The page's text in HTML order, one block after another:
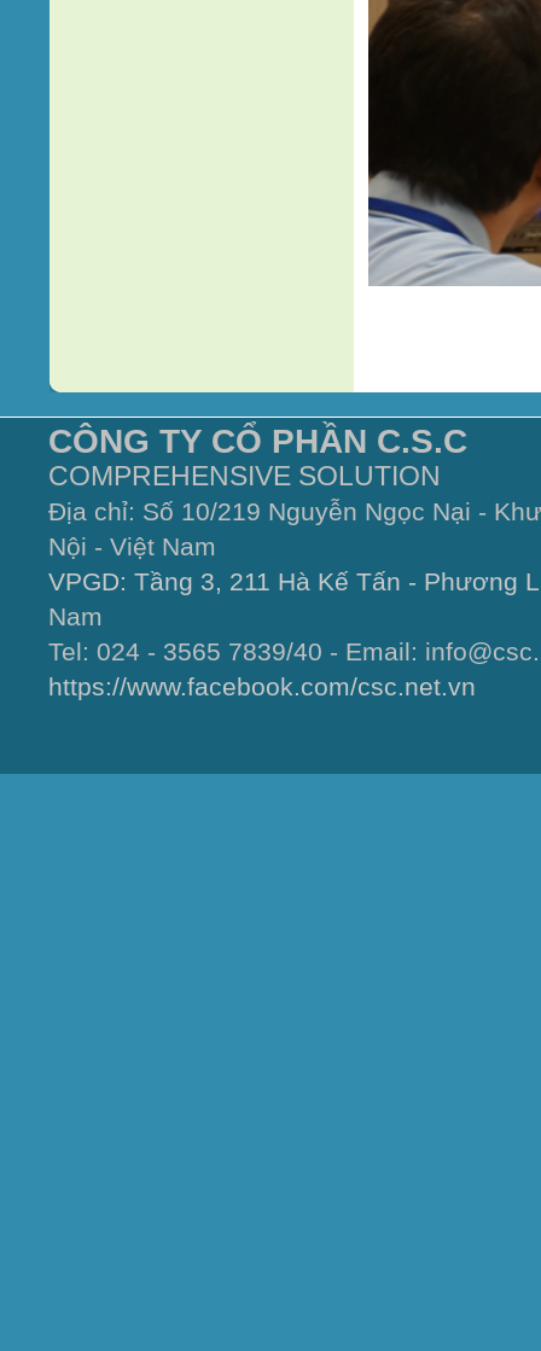
CÔNG TY CỔ PHẦN C.S.C
COMPREHENSIVE SOLUTION
Địa chỉ: Số 10/219 Nguyễn Ngọc Nại -
Nội - Việt Nam
VPGD: Tầng 3, 211 Hà Kế Tấn - Phương
Nam
Tel: 024 - 3565 7839/40 - Email:
https://www.facebook.com/csc.net.vn